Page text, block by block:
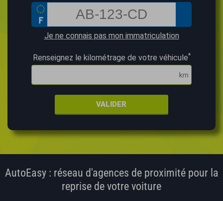
Je ne connais pas mon immatriculation
Renseignez le kilométrage de votre véhicule*
VALIDER
AutoEasy : réseau d'agences de proximité pour la
reprise de votre voiture